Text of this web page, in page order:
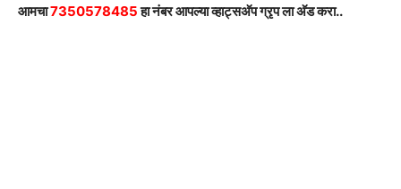
आमचा7350578485हा नंबर आपल्या व्हाट्सअ‍ॅप ग्रृप ला अ‍ॅड करा..